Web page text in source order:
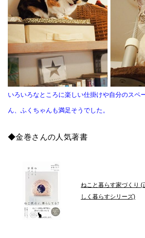
いろいろなところに楽しい仕掛けや自分のスペ
ん、ふくちゃんも満足そうでした。
◆金巻さんの人気著書
ねこと暮らす家づくり (
しく暮らすシリーズ)